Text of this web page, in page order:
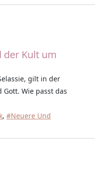
der Kult um
gilt in der
Wie passt das
, #Neuere Und